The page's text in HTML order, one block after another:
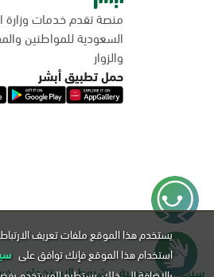
منصة تقدم خدمات وزارة
السعودية للمواطنين
والزوار
حمل تطبيق أبشر
سياسة الخصوصية شروط الاستخدام
يستخدم هذا الموقع ملفات تعريف
استخدام هذا الموقع فإنك توافق على